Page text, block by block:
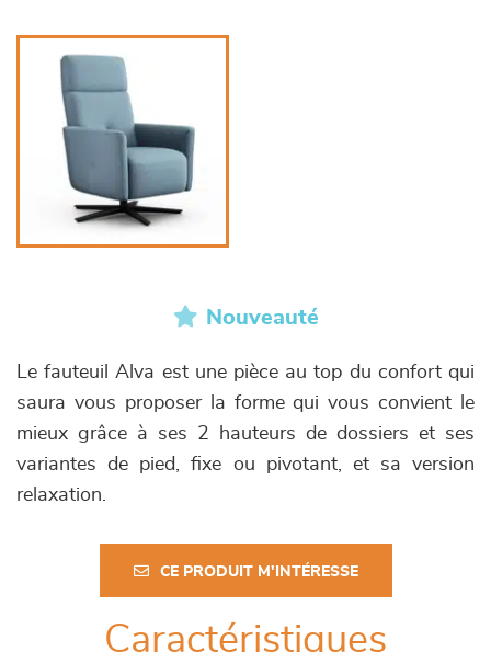
Nouveauté
Le fauteuil Alva est une pièce au top du confort qui
saura vous proposer la forme qui vous convient le
mieux grâce à ses 2 hauteurs de dossiers et ses
variantes de pied, fixe ou pivotant, et sa version
relaxation.
CE PRODUIT M'INTÉRESSE
Caractéristiques